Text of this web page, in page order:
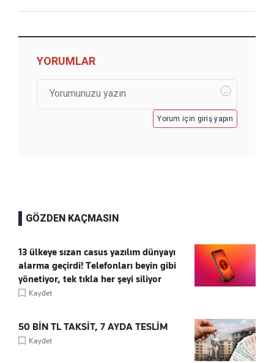
YORUMLAR
Yorum için giriş yapın
GÖZDEN KAÇMASIN
13 ülkeye sızan casus yazılım dünyayı
alarma geçirdi! Telefonları beyin gibi
yönetiyor, tek tıkla her şeyi siliyor
Kaydet
50 BİN TL TAKSİT, 7 AYDA TESLİM
Kaydet